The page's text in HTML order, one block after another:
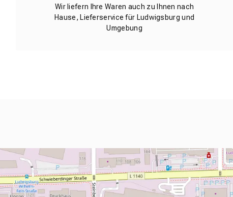
Wir liefern Ihre Waren auch zu Ihnen nach
Hause, Lieferservice für Ludwigsburg und
Umgebung